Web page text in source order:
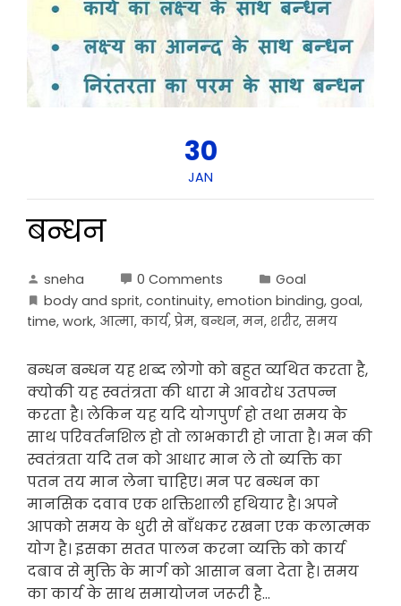
30
JAN
बन्धन
sneha 0 Comments
Goal
body and sprit, continuity, emotion binding, goal,
time, work, आत्मा, कार्य, प्रेम, बन्धन, मन, शरीर, समय
बन्धन बन्धन यह शब्द लोगो को बहुत व्यथित करता है,
क्योकी यह स्वतंत्रता की धारा मे आवरोध उतपन्न
करता है। लेकिन यह यदि योगपुर्ण हो तथा समय के
साथ परिवर्तनशिल हो तो लाभकारी हो जाता है। मन की
स्वतंत्रता यदि तन को आधार मान ले तो ब्यक्ति का
पतन तय मान लेना चाहिए। मन पर बन्धन का
मानसिक दवाव एक शक्तिशाली हथियार है। अपने
आपको समय के धुरी से बाँधकर रखना एक कलात्मक
योग है। इसका सतत पालन करना व्यक्ति को कार्य
दबाव से मुक्ति के मार्ग को आसान बना देता है। समय
का कार्य के साथ समायोजन जरूरी है…